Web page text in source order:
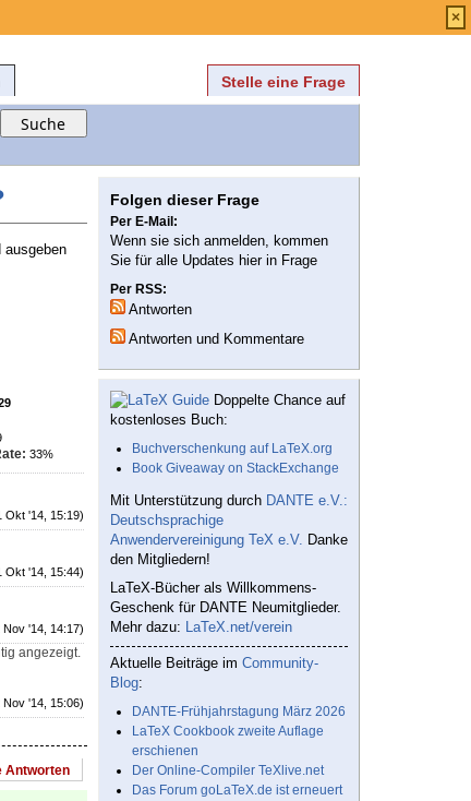
Stelle eine Frage
ausgeben
33%
Okt '14, 15:19)
Okt '14, 15:44)
Nov '14, 14:17)
angezeigt.
Nov '14, 15:06)
Antworten
Folgen dieser Frage
Per E-Mail:
Wenn sie sich anmelden, kommen
Sie für alle Updates hier in Frage
Per RSS:
Antworten
Antworten und Kommentare
Doppelte Chance auf
kostenloses Buch:
Buchverschenkung auf LaTeX.org
Book Giveaway on StackExchange
Mit Unterstützung durch DANTE e.V.:
Deutschsprachige
Anwendervereinigung TeX e.V. Danke
den Mitgliedern!
LaTeX-Bücher als Willkommens-
Geschenk für DANTE Neumitglieder.
Mehr dazu: LaTeX.net/verein
Aktuelle Beiträge im Community-
Blog:
DANTE-Frühjahrstagung März 2026
LaTeX Cookbook zweite Auflage
erschienen
Der Online-Compiler TeXlive.net
Das Forum goLaTeX.de ist erneuert
×